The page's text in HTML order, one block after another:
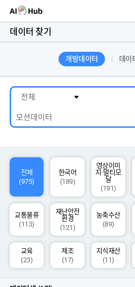
AI-Hub
AI 데이터찾기
AI 허브소개
AI 개발지원
고객지원
데이터 찾기
개방데이터 데이
전체
(975)
한국어
(189)
영상이미
지·멀티모
달
(191)
교통물류
(113)
재난안전
환경
(121)
농축수산
(89)
교육
(23)
제조
(17)
지식재산
(11)